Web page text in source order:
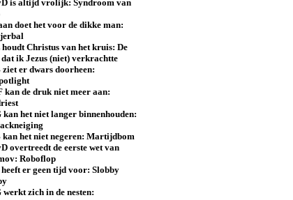
is altijd vrolijk: Syndroom van
doet het voor de dikke man:
houdt Christus van het kruis: De
dat ik Jezus (niet) verkrachtte
ziet er dwars doorheen:
kan de druk niet meer aan:
kan het niet langer binnenhouden:
kan het niet negeren: Martijdbom
overtreedt de eerste wet van
Roboflop
heeft er geen tijd voor: Slobby
werkt zich in de nesten: